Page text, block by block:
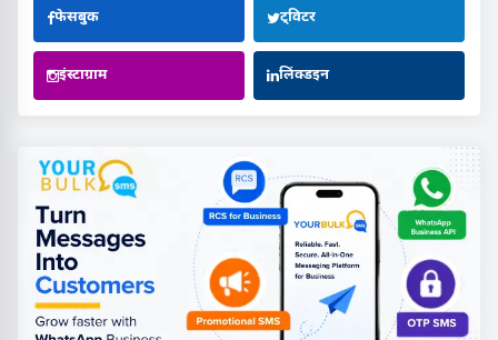
फेसबुक ट्विटर
इंस्टाग्राम लिंक्डइन